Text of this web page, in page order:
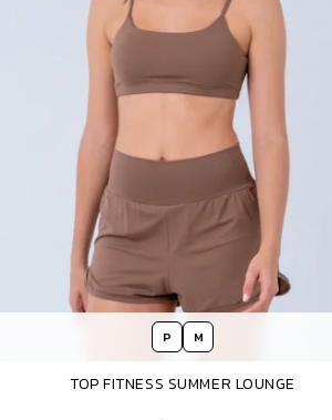
P M
TOP FITNESS SUMMER LOUNGE